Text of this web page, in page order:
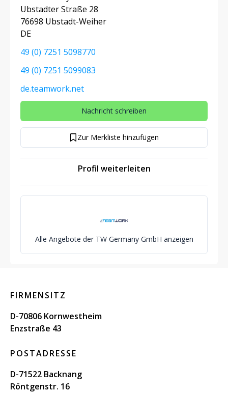
Ubstadter Straße 28
76698 Ubstadt-Weiher
DE
49 (0) 7251 5098770
49 (0) 7251 5099083
de.teamwork.net
Nachricht schreiben
Zur Merkliste hinzufügen
Profil weiterleiten
Alle Angebote der TW Germany GmbH anzeigen
FIRMENSITZ
D-70806 Kornwestheim
Enzstraße 43
POSTADRESSE
D-71522 Backnang
Röntgenstr. 16